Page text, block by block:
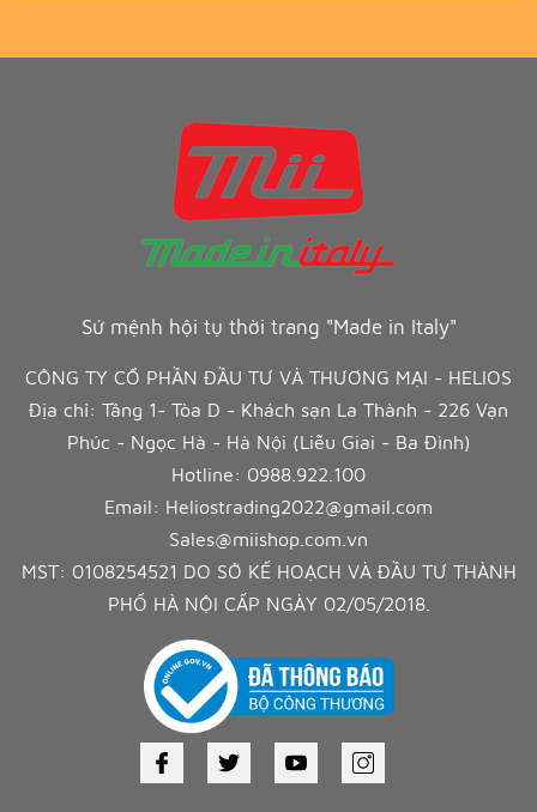
Sứ mệnh hội tụ thời trang "Made in Italy"
CÔNG TY CỔ PHẦN ĐẦU TƯ VÀ THƯƠNG MẠI - HELIOS
Địa chỉ: Tầng 1- Tòa D - Khách sạn La Thành - 226 Vạn
Phúc - Ngọc Hà - Hà Nội (Liễu Giai - Ba Đình)
Hotline: 0988.922.100
Email: Heliostrading2022@gmail.com
Sales@miishop.com.vn
MST: 0108254521 DO SỞ KẾ HOẠCH VÀ ĐẦU TƯ THÀNH
PHỐ HÀ NỘI CẤP NGÀY 02/05/2018.